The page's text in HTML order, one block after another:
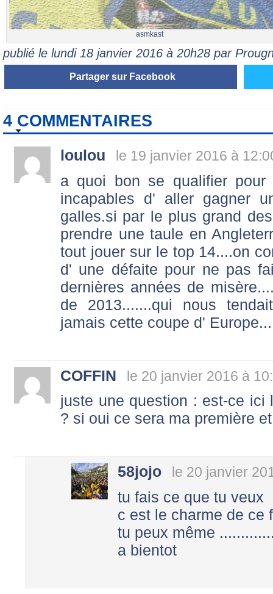
asmkast
publié le lundi 18 janvier 2016 à 20h28 par
Partager sur Facebook
4 COMMENTAIRES
loulou le 19 janvier 2016 à
a quoi bon se qualifier
incapables d' aller gagner
galles.si par le plus grand
prendre une taule en
tout jouer sur le top 14....on
d' une défaite pour ne pas
dernières années de
de 2013.......qui nous
jamais cette coupe d' Europe...
COFFIN le 20 janvier 2016 à
juste une question : est-ce ici
? si oui ce sera ma première
58jojo le 20 janvier
tu fais ce que tu veux
c est le charme de ce
tu peux même
a bientot